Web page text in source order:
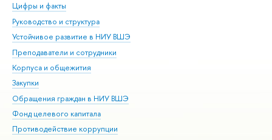
Цифры и факты
Руководство и структура
Устойчивое развитие в НИУ ВШЭ
Преподаватели и сотрудники
Корпуса и общежития
Закупки
Обращения граждан в НИУ ВШЭ
Фонд целевого капитала
Противодействие коррупции